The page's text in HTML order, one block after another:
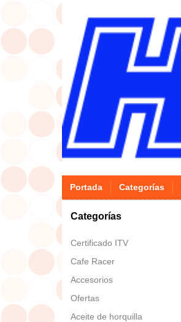
Portada Categorías
Categorías
Certificado ITV
Cafe Racer
Accesorios
Ofertas
Aceite de horquilla